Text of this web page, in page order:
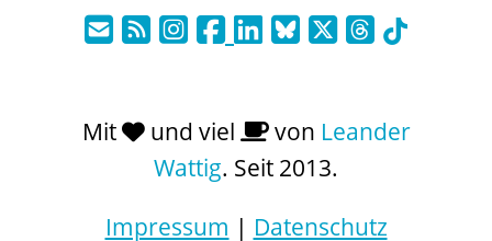
Mit und viel von Leander
Wattig. Seit 2013.
Impressum | Datenschutz